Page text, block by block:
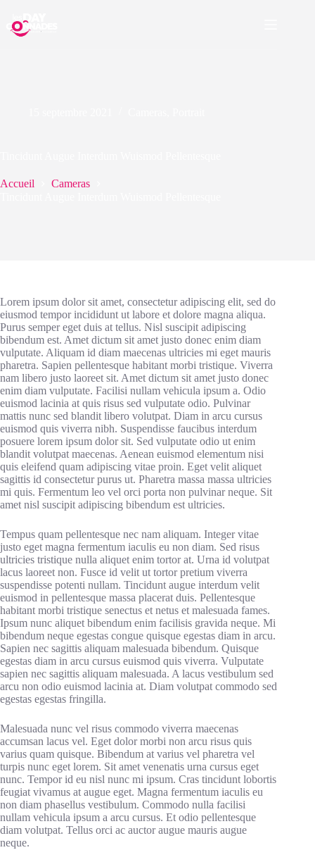
Accueil
Cameras
Lorem ipsum dolor sit amet, consectetur adipiscing elit, sed do
eiusmod tempor incididunt ut labore et dolore magna aliqua.
Purus semper eget duis at tellus. Nisl suscipit adipiscing
bibendum est. Amet dictum sit amet justo donec enim diam
vulputate. Aliquam id diam maecenas ultricies mi eget mauris
pharetra. Sapien pellentesque habitant morbi tristique. Viverra
nam libero justo laoreet sit. Amet dictum sit amet justo donec
enim diam vulputate. Facilisi nullam vehicula ipsum a. Odio
euismod lacinia at quis risus sed vulputate odio. Pulvinar
mattis nunc sed blandit libero volutpat. Diam in arcu cursus
euismod quis viverra nibh. Suspendisse faucibus interdum
posuere lorem ipsum dolor sit. Sed vulputate odio ut enim
blandit volutpat maecenas. Aenean euismod elementum nisi
quis eleifend quam adipiscing vitae proin. Eget velit aliquet
sagittis id consectetur purus ut. Pharetra massa massa ultricies
mi quis. Fermentum leo vel orci porta non pulvinar neque. Sit
amet nisl suscipit adipiscing bibendum est ultricies.
Tempus quam pellentesque nec nam aliquam. Integer vitae
justo eget magna fermentum iaculis eu non diam. Sed risus
ultricies tristique nulla aliquet enim tortor at. Urna id volutpat
lacus laoreet non. Fusce id velit ut tortor pretium viverra
suspendisse potenti nullam. Tincidunt augue interdum velit
euismod in pellentesque massa placerat duis. Pellentesque
habitant morbi tristique senectus et netus et malesuada fames.
Ipsum nunc aliquet bibendum enim facilisis gravida neque. Mi
bibendum neque egestas congue quisque egestas diam in arcu.
Sapien nec sagittis aliquam malesuada bibendum. Quisque
egestas diam in arcu cursus euismod quis viverra. Vulputate
sapien nec sagittis aliquam malesuada. A lacus vestibulum sed
arcu non odio euismod lacinia at. Diam volutpat commodo sed
egestas egestas fringilla.
Malesuada nunc vel risus commodo viverra maecenas
accumsan lacus vel. Eget dolor morbi non arcu risus quis
varius quam quisque. Bibendum at varius vel pharetra vel
turpis nunc eget lorem. Sit amet venenatis urna cursus eget
nunc. Tempor id eu nisl nunc mi ipsum. Cras tincidunt lobortis
feugiat vivamus at augue eget. Magna fermentum iaculis eu
non diam phasellus vestibulum. Commodo nulla facilisi
nullam vehicula ipsum a arcu cursus. Et odio pellentesque
diam volutpat. Tellus orci ac auctor augue mauris augue
neque.